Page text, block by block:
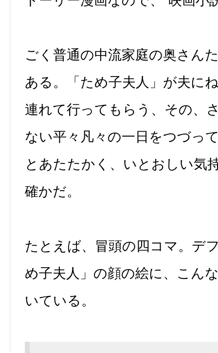
ごく普通の中流家庭の奥さん
ある。「ため子夫人」が夫に
連れて行ってもらう、その、
ない平々凡々の一日をつづっ
とあたたかく、いとおしい気
確かだ。
たとえば、冒頭の四コマ。デ
め子夫人」の顔の絵に、こん
いている。